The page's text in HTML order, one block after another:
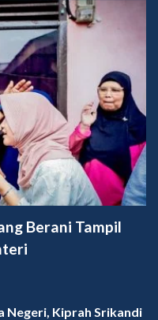
Berani Tampil
Negeri, Kiprah Srikandi